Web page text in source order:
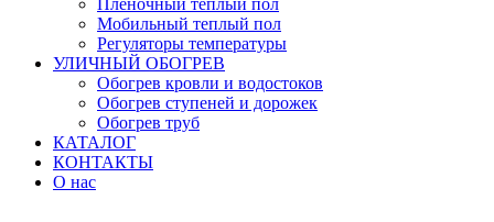
Мобильный теплый пол
Регуляторы температуры
УЛИЧНЫЙ ОБОГРЕВ
Обогрев кровли и водостоков
Обогрев ступеней и дорожек
Обогрев труб
КАТАЛОГ
КОНТАКТЫ
О нас